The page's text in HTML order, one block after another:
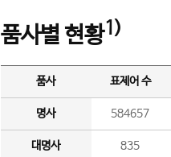
품사별 현황1)
품사 표제어 수
명사 584657
대명사 835